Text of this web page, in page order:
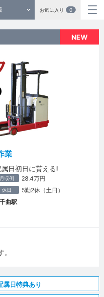
お気に入り 0
NEW
業
日初日に貰える!
月収例 28.4万円
休日 5勤2休（土日）
曲駅
属日特典あり